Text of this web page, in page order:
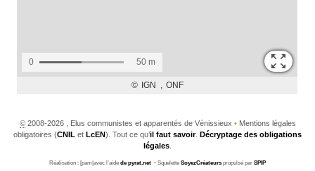
©2008-2026 , Elus communistes et apparentés de Vénissieux •Mentions légales
obligatoires (CNIL et LcEN). Tout ce qu’il faut savoir. Décryptage des obligations
légales
Réalisation : [pam|avec l’aide de pyrat.net • Squelette SoyezCréateurs propulsé par SPIP